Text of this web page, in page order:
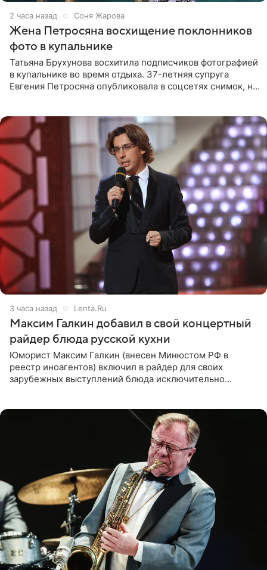
2 часа назад Соня Жарова
Жена Петросяна восхищение поклонников
фото в купальнике
Татьяна Брухунова восхитила подписчиков фотографией
в купальнике во время отдыха. 37-летняя супруга
Евгения Петросяна опубликовала в соцсетях снимок, на
3 часа назад Lenta.Ru
Максим Галкин добавил в свой концертный
райдер блюда русской кухни
Юморист Максим Галкин (внесен Минюстом РФ в
реестр иноагентов) включил в райдер для своих
зарубежных выступлений блюда исключительно